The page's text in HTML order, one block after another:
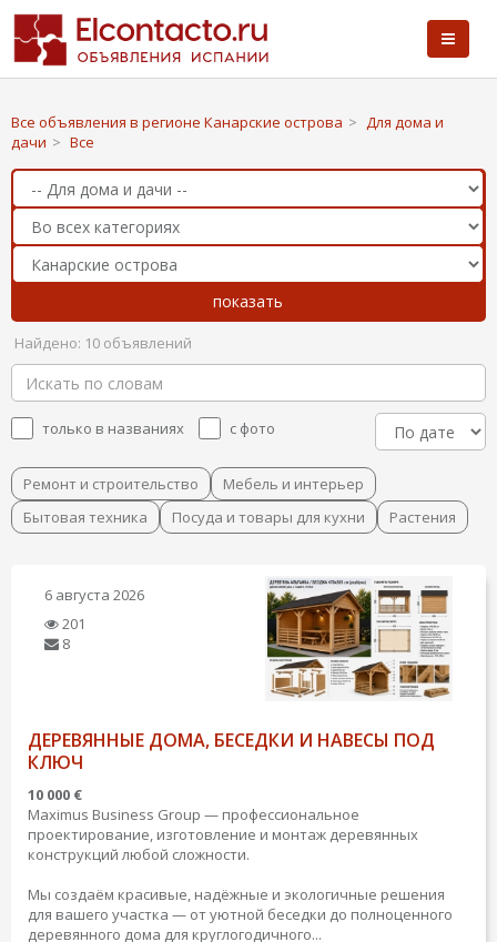
Все объявления в регионе Канарские острова > Для дома и
дачи > Все
Найдено: 10 объявлений
только в названиях с фото
Ремонт и строительство
Мебель и интерьер
Бытовая техника
Посуда и товары для кухни Растения
6 августа 2026
201
8
ДЕРЕВЯННЫЕ ДОМА, БЕСЕДКИ И НАВЕСЫ ПОД
КЛЮЧ
10 000 €
Maximus Business Group — профессиональное
проектирование, изготовление и монтаж деревянных
конструкций любой сложности.
Мы создаём красивые, надёжные и экологичные решения
для вашего участка — от уютной беседки до полноценного
деревянного дома для круглогодичного...